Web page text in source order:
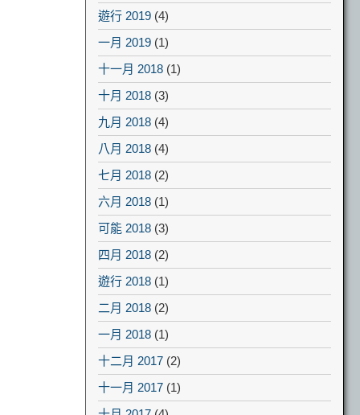
遊行 2019 (4)
一月 2019 (1)
十一月 2018 (1)
十月 2018 (3)
九月 2018 (4)
八月 2018 (4)
七月 2018 (2)
六月 2018 (1)
可能 2018 (3)
四月 2018 (2)
遊行 2018 (1)
二月 2018 (2)
一月 2018 (1)
十二月 2017 (2)
十一月 2017 (1)